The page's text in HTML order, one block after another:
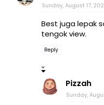
Sunday, August 17,
Best juga lepak
tengok view.
Reply
Pizzah
Sunday,